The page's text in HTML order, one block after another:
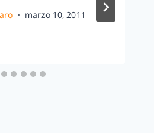
marzo 10, 2011